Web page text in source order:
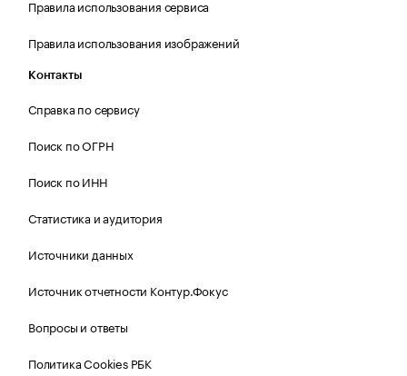
Правила использования сервиса
Правила использования изображений
Контакты
Справка по сервису
Поиск по ОГРН
Поиск по ИНН
Статистика и аудитория
Источники данных
Источник отчетности Контур.Фокус
Вопросы и ответы
Политика Cookies РБК